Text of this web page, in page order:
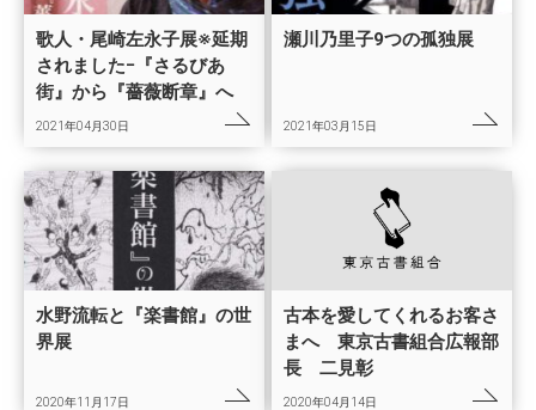
歌人・尾崎左永子展※延期
されましたｰ『さるびあ
街』から『薔薇断章』へ
2021年04月30日
瀬川乃里子9つの孤独展
2021年03月15日
水野流転と『楽書館』の世
界展
2020年11月17日
古本を愛してくれるお客さ
まへ 東京古書組合広報部
長 二見彰
2020年04月14日